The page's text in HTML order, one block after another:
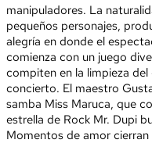
manipuladores. La
pequeños personajes,
alegría en donde el
comienza con un juego
compiten en la limpieza
concierto. El maestro
samba Miss Maruca, que
estrella de Rock Mr. Dupi
Momentos de amor